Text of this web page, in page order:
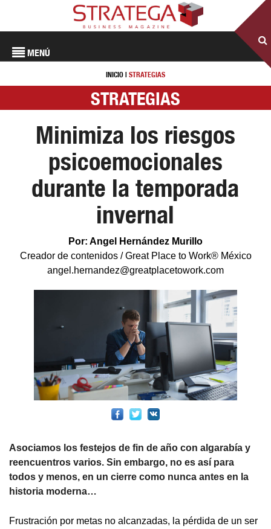
MENÚ
INICIO | STRATEGIAS
STRATEGIAS
Minimiza los riesgos
psicoemocionales
durante la temporada
invernal
Por: Angel Hernández Murillo
Creador de contenidos / Great Place to Work® México
angel.hernandez@greatplacetowork.com
Asociamos los festejos de fin de año con algarabía y
reencuentros varios. Sin embargo, no es así para
todos y menos, en un cierre como nunca antes en la
historia moderna…
Frustración por metas no alcanzadas, la pérdida de un ser